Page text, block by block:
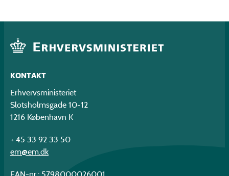
KONTAKT
Erhvervsministeriet
Slotsholmsgade 10-12
1216 København K
+ 45 33 92 33 50
em@em.dk